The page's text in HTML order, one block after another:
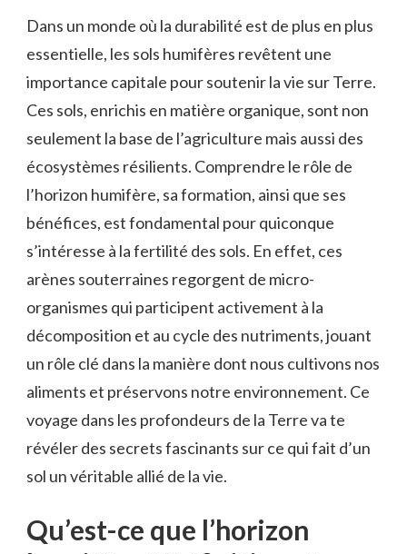
Dans un monde où la durabilité est de plus en plus
essentielle, les sols humifères revêtent une
importance capitale pour soutenir la vie sur Terre.
Ces sols, enrichis en matière organique, sont non
seulement la base de l’agriculture mais aussi des
écosystèmes résilients. Comprendre le rôle de
l’horizon humifère, sa formation, ainsi que ses
bénéfices, est fondamental pour quiconque
s’intéresse à la fertilité des sols. En effet, ces
arènes souterraines regorgent de micro-
organismes qui participent activement à la
décomposition et au cycle des nutriments, jouant
un rôle clé dans la manière dont nous cultivons nos
aliments et préservons notre environnement. Ce
voyage dans les profondeurs de la Terre va te
révéler des secrets fascinants sur ce qui fait d’un
sol un véritable allié de la vie.
Qu’est-ce que l’horizon